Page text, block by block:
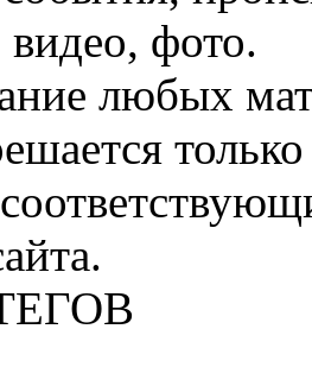
видео, фото.
любых